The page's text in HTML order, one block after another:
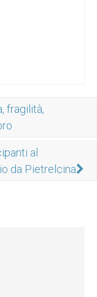
fragilità,
al
da Pietrelcina